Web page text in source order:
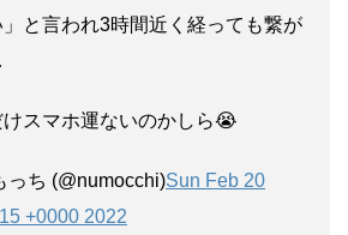
と言われ3時間近く経っても繋が
けスマホ運ないのかしら😭
ち (@numocchi)Sun Feb 20
+0000 2022